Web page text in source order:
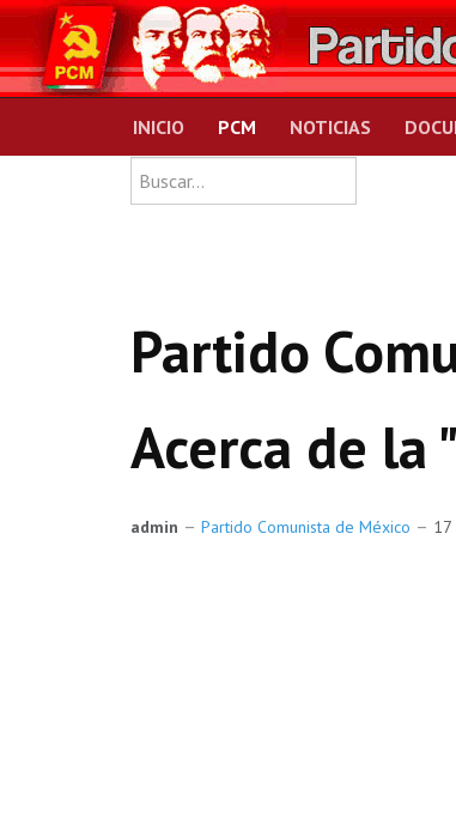
INICIO PCM NOTICIAS
Buscar
Partido
Acerca de la
admin Partido Comunista de México